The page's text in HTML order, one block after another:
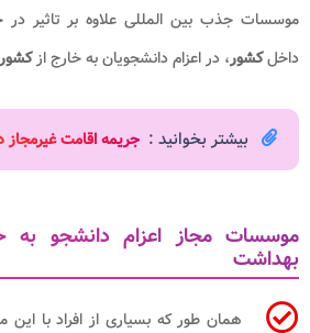
موسسات جذب بین المللی علاوه بر تاثیر
داخلکشور، در اعزام دانشجویان به خارج از
بیشتر بخوانید : جریمه اقامت غیرمجاز
موسسات مجاز اعزام دانشجو به
بهداشت
همان طور که بسیاری از افراد با این